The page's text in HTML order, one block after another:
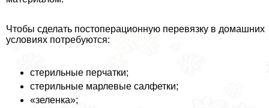
Чтобы сделать постоперационную перевязку в домашних
условиях потребуются:
стерильные перчатки;
стерильные марлевые салфетки;
«зеленка»;